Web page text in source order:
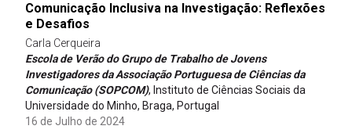
Comunicação Inclusiva na Investigação: Reflexões
e Desafios
Carla Cerqueira
Escola de Verão do Grupo de Trabalho de Jovens
Investigadores da Associação Portuguesa de Ciências da
Comunicação (SOPCOM), Instituto de Ciências Sociais da
Universidade do Minho, Braga, Portugal
16 de Julho de 2024